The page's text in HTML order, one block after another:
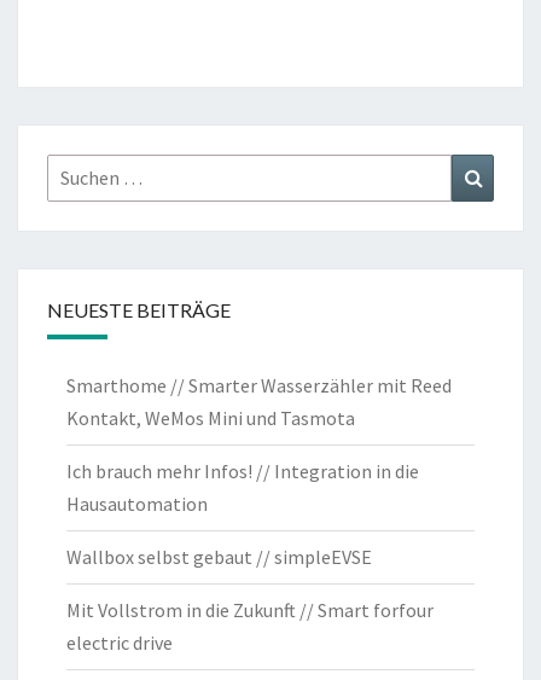
Suchen
nach:
NEUESTE BEITRÄGE
Smarthome // Smarter Wasserzähler mit Reed
Kontakt, WeMos Mini und Tasmota
Ich brauch mehr Infos! // Integration in die
Hausautomation
Wallbox selbst gebaut // simpleEVSE
Mit Vollstrom in die Zukunft // Smart forfour
electric drive